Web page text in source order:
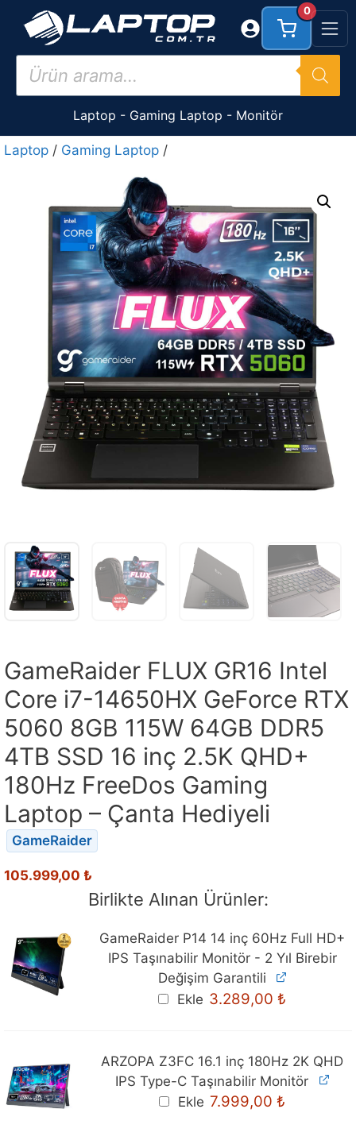
İçeriğe
Products
search
Laptop - Gaming Laptop - Monitör
0
Laptop / Gaming Laptop /
GameRaider FLUX GR16 Intel
Core i7-14650HX GeForce RTX
5060 8GB 115W 64GB DDR5
4TB SSD 16 inç 2.5K QHD+
180Hz FreeDos Gaming
Laptop – Çanta Hediyeli
GameRaider
105.999,00 ₺
Birlikte Alınan Ürünler:
GameRaider P14 14 inç 60Hz Full HD+
IPS Taşınabilir Monitör - 2 Yıl Birebir
Değişim Garantili
Ekle 3.289,00₺
ARZOPA Z3FC 16.1 inç 180Hz 2K QHD
IPS Type-C Taşınabilir Monitör
Ekle Orijinal
fiyat:
7.999,00₺